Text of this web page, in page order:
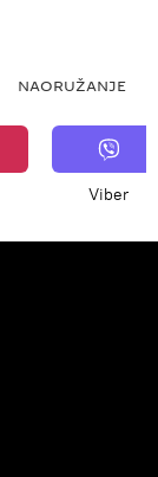
NAORUŽANJE
Viber